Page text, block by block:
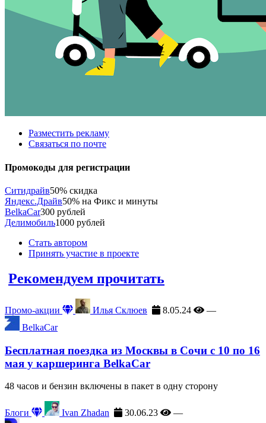
Разместить рекламу
Связаться по почте
Промокоды для регистрации
Ситидрайв50% скидка
Яндекс.Драйв50% на Фикс и минуты
BelkaCar300 рублей
Делимобиль1000 рублей
Стать автором
Принять участие в проекте
Рекомендуем прочитать
Промо-акции Илья Склюев 8.05.24
—
BelkaCar
Бесплатная поездка из Москвы в Сочи с 10 по 16
мая у каршеринга BelkaCar
48 часов и бензин включены в пакет в одну сторону
Блоги Ivan Zhadan 30.06.23 —